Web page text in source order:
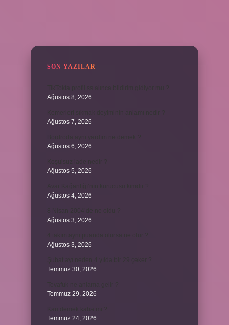
SON YAZILAR
Ağustos 8, 2026
Ağustos 7, 2026
Ağustos 6, 2026
Ağustos 5, 2026
Ağustos 4, 2026
Ağustos 3, 2026
Ağustos 3, 2026
Temmuz 30, 2026
Temmuz 29, 2026
Temmuz 24, 2026